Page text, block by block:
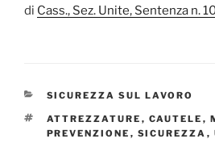
di Cass., Sez. Unite, Sentenza n.
CATEGORIE
SICUREZZA SUL LAVORO
TAG
ATTREZZATURE , CAUTELE ,
PREVENZIONE , SICUREZZA ,